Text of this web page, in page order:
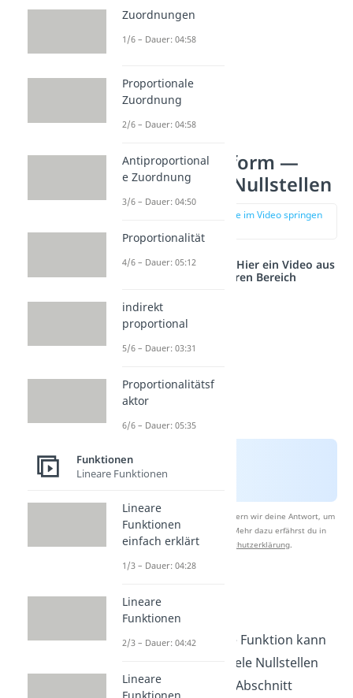
Nullstellenform —
Anzahl der Nullstellen
zur Stelle im Video springen
Studyflix vernetzt: Hier ein Video aus
einem anderen Bereich
Nach Beantwortung speichern wir deine Antwort, um
Studyflix zu verbessern. Mehr dazu erfährst du in
unserer
Datenschutzerklärung.
Eine quadratische Funktion kann
unterschiedlich viele Nullstellen
haben. In diesem Abschnitt
Zuordnungen
1/6 – Dauer: 04:58
Proportionale
Zuordnung
2/6 – Dauer: 04:58
Antiproportional
e Zuordnung
3/6 – Dauer: 04:50
Proportionalität
4/6 – Dauer: 05:12
indirekt
proportional
5/6 – Dauer: 03:31
Proportionalitätsf
aktor
6/6 – Dauer: 05:35
Funktionen
Lineare Funktionen
Lineare
Funktionen
einfach erklärt
1/3 – Dauer: 04:28
Lineare
Funktionen
2/3 – Dauer: 04:42
Lineare
Funktionen